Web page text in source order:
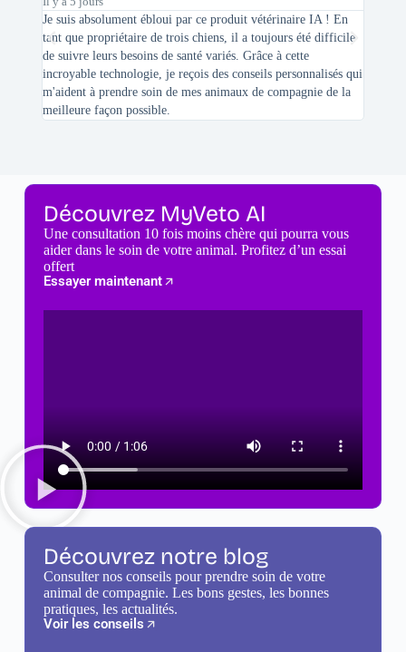
Je suis absolument ébloui par ce produit vétérinaire IA ! En
tant que propriétaire de trois chiens, il a toujours été difficile
de suivre leurs besoins de santé variés. Grâce à cette
incroyable technologie, je reçois des conseils personnalisés qui
m'aident à prendre soin de mes animaux de compagnie de la
meilleure façon possible.
Découvrez MyVeto AI
Une consultation 10 fois moins chère qui pourra vous
aider dans le soin de votre animal. Profitez d’un essai
offert
Essayer maintenant
Découvrez notre blog
Consulter nos conseils pour prendre soin de votre
animal de compagnie. Les bons gestes, les bonnes
pratiques, les actualités.
Voir les conseils